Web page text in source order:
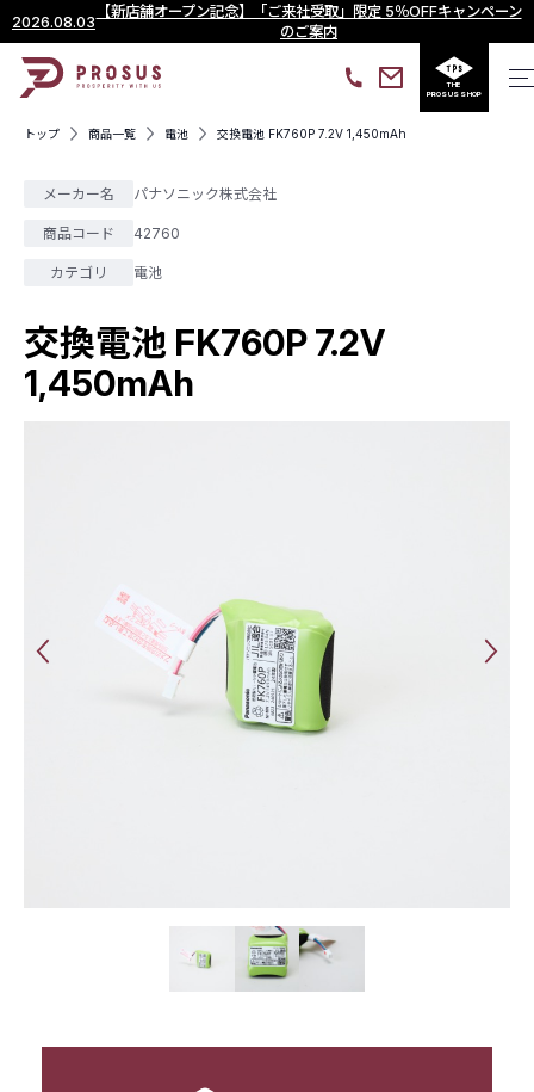
2026.08.03
【新店舗オープン記念】「ご来社受取」限定 5％OFFキャンペーン
のご案内
THE
PROSUS SHOP
トップ 商品一覧 電池 交換電池 FK760P 7.2V 1,450mAh
メーカー名 パナソニック株式会社
商品コード 42760
カテゴリ 電池
交換電池 FK760P 7.2V
1,450mAh